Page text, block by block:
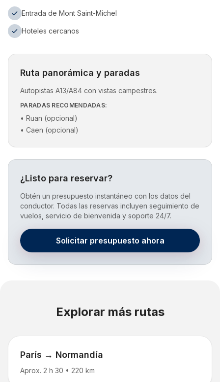
Entrada de Mont Saint-Michel
Hoteles cercanos
Ruta panorámica y paradas
Autopistas A13/A84 con vistas campestres.
PARADAS RECOMENDADAS:
• Ruan (opcional)
• Caen (opcional)
¿Listo para reservar?
Obtén un presupuesto instantáneo con los datos del
conductor. Todas las reservas incluyen seguimiento de
vuelos, servicio de bienvenida y soporte 24/7.
Solicitar presupuesto ahora
Explorar más rutas
París → Normandía
Aprox. 2 h 30 • 220 km